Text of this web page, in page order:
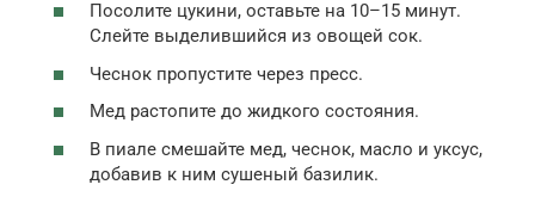
Посолите цукини, оставьте на 10–15 минут.
Слейте выделившийся из овощей сок.
Чеснок пропустите через пресс.
Мед растопите до жидкого состояния.
В пиале смешайте мед, чеснок, масло и уксус,
добавив к ним сушеный базилик.